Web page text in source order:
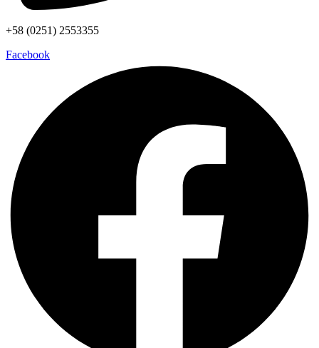
+58 (0251) 2553355
Facebook